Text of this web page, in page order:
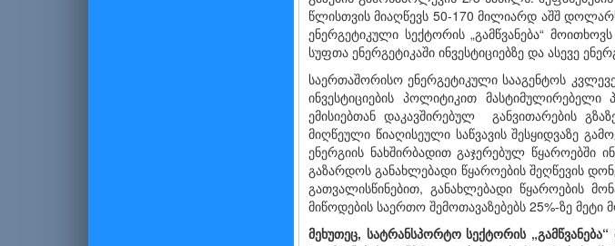
წლისთვის მიაღწევს 50-170 მილიარდ აშშ
ენერგეტიკული სექტორის „გამწვანება“
სუფთა ენერგეტიკაში ინვესტიციებზე და ასევე
საერთაშორისო ენერგეტიკული სააგენტოს
ინვესტიციების პოლიტიკით
ემისიებთან დაკავშირებულ განვითარების
მიღწეული წიაღისეული საწვავის შესყიდვაზე
ენერგიის ნახშირბადით გაჯერებულ წყაროებში
გაზარდოს განახლებადი წყაროების შეღწევის
გათვალისწინებით, განახლებადი წყაროების
მიწოდების საერთო შემოთავაზებებს 25%-ზე
მეხუთეც, სატრანსპორტო სექტორის